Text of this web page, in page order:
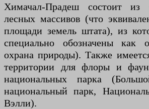
Химачал-Прадеш состоит из
лесных массивов (что
площади земель штата), из
специально обозначены как
охрана природы). Также
территории для флоры и
национальных парка
национальный парк,
Вэлли).